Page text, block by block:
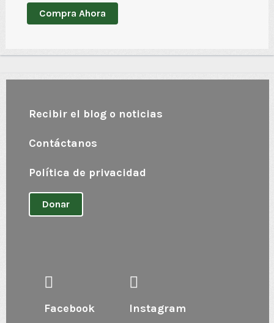
Compra Ahora
Recibir el blog o noticias
Contáctanos
Política de privacidad
Donar
Facebook Instagram